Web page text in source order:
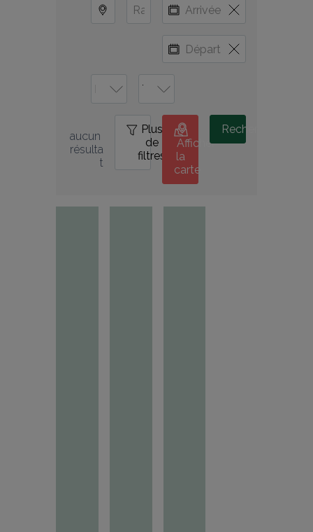
aucun
résulta
t
Plus
de
filtres
Afficher
la
carte
Rechercher